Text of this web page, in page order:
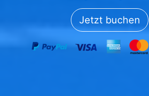
Jetzt buchen